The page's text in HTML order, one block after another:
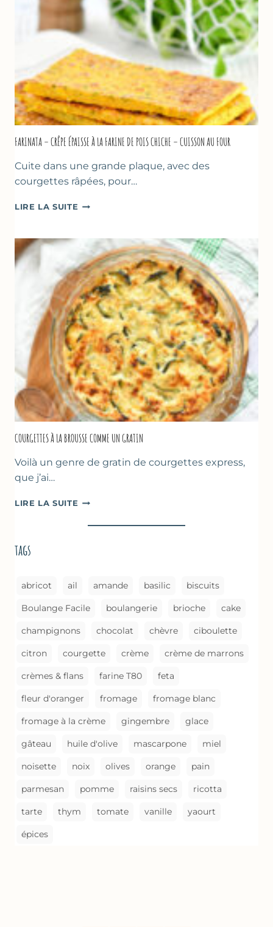
À
MARSEILLE
FARINATA – CRÊPE ÉPAISSE À LA FARINE DE POIS CHICHE – CUISSON AU FOUR
Cuite dans une grande plaque, avec des
courgettes râpées, pour…
LIRE LA SUITE FARINATA
ÉPAISSE
À
LA
FARINE
DE
POIS
CHICHE
–
CUISSON
AU
FOUR
COURGETTES À LA BROUSSE COMME UN GRATIN
Voilà un genre de gratin de courgettes express,
que j’ai…
LIRE LA SUITE COURGETTES
LA
tags
abricot ail amande basilic biscuits
Boulange Facile boulangerie brioche cake
champignons chocolat chèvre ciboulette
citron courgette crème crème de marrons
crèmes & flans farine T80 feta
fleur d'oranger fromage fromage blanc
fromage à la crème gingembre glace
gâteau huile d'olive mascarpone miel
noisette noix olives orange pain
parmesan pomme raisins secs ricotta
tarte thym tomate vanille yaourt
épices